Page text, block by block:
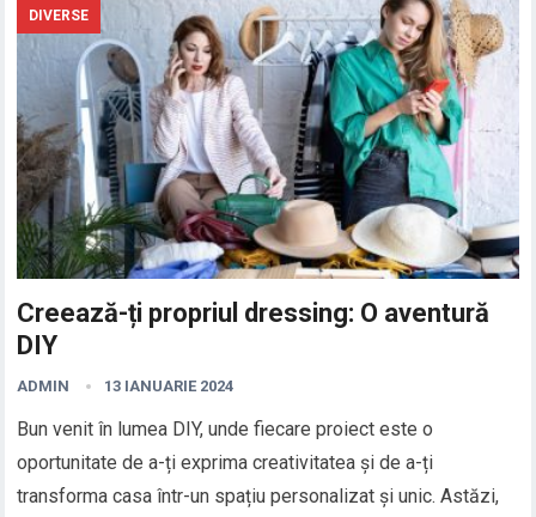
DIVERSE
Creează-ți propriul dressing: O aventură
DIY
ADMIN 13 IANUARIE 2024
Bun venit în lumea DIY, unde fiecare proiect este o
oportunitate de a-ți exprima creativitatea și de a-ți
transforma casa într-un spațiu personalizat și unic. Astăzi,